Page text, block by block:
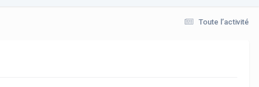
Toute l’activité